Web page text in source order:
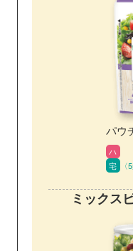
パウ
ハ
宅
ミックス